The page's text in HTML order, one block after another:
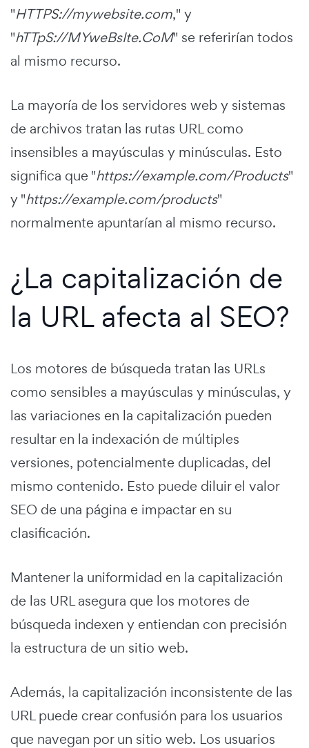
"HTTPS://mywebsite.com," y
"hTTpS://MYweBsIte.CoM" se referirían todos
al mismo recurso.
La mayoría de los servidores web y sistemas
de archivos tratan las rutas URL como
insensibles a mayúsculas y minúsculas. Esto
significa que "https://example.com/Products"
y "https://example.com/products"
normalmente apuntarían al mismo recurso.
¿La capitalización de
la URL afecta al SEO?
Los motores de búsqueda tratan las URLs
como sensibles a mayúsculas y minúsculas, y
las variaciones en la capitalización pueden
resultar en la indexación de múltiples
versiones, potencialmente duplicadas, del
mismo contenido. Esto puede diluir el valor
SEO de una página e impactar en su
clasificación.
Mantener la uniformidad en la capitalización
de las URL asegura que los motores de
búsqueda indexen y entiendan con precisión
la estructura de un sitio web.
Además, la capitalización inconsistente de las
URL puede crear confusión para los usuarios
que navegan por un sitio web. Los usuarios